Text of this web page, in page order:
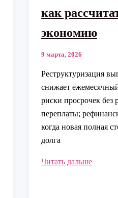
как
экономию
9 марта, 2026
Реструктуризация
снижает
риски просрочек без
переплаты;
когда новая полная
долга
Реструктуризация
Читать дальше